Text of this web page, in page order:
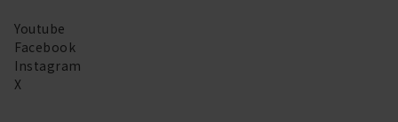
Youtube
Facebook
Instagram
X